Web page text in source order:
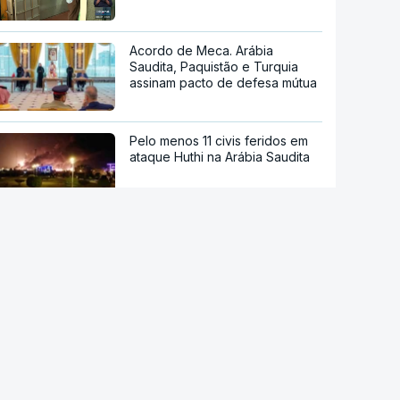
Acordo de Meca. Arábia
Saudita, Paquistão e Turquia
assinam pacto de defesa mútua
Pelo menos 11 civis feridos em
ataque Huthi na Arábia Saudita